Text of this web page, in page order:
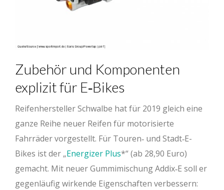
Zubehör und Komponenten
explizit für E‐Bikes
Reifenhersteller Schwalbe hat für 2019 gleich eine
ganze Reihe neuer Reifen für motorisierte
Fahrräder vorgestellt. Für Touren‐ und Stadt‐E-
Bikes ist der „Energizer Plus “ (ab 28,90 Euro)
gemacht. Mit neuer Gummimischung Addix‐E soll er
gegenläufig wirkende Eigenschaften verbessern: